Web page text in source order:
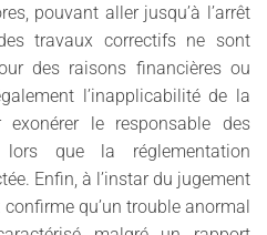
pouvant aller jusqu’à l’arrêt
travaux correctifs ne sont
des raisons financières ou
l’inapplicabilité de la
exonérer le responsable des
que la réglementation
Enfin, à l’instar du jugement
confirme qu’un trouble anormal